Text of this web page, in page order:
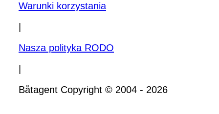
Warunki korzystania
Nasza polityka RODO
Båtagent Copyright © 2004 - 2026